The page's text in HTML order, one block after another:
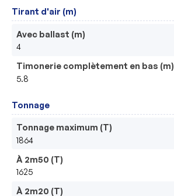
Tirant d'air (m)
Avec ballast (m)
4
Timonerie complètement en bas (m)
5.8
Tonnage
Tonnage maximum (T)
1864
À 2m50 (T)
1625
À 2m20 (T)